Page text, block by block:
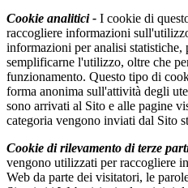
Cookie analitici - I cookie di
raccogliere informazioni
informazioni per analisi statistiche,
semplificarne l'utilizzo, oltre che
funzionamento. Questo tipo di
forma anonima sull'attività degli
sono arrivati al Sito e alle pagine
categoria vengono inviati dal Sito
Cookie di rilevamento di terze
vengono utilizzati per raccogliere
Web da parte dei visitatori, le